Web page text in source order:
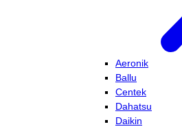
Aeronik
Ballu
Centek
Dahatsu
Daikin